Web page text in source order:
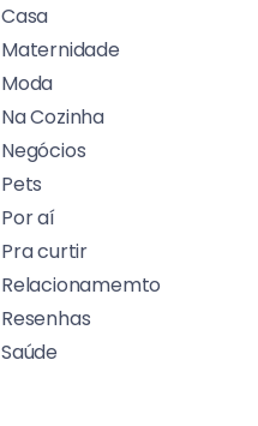
Casa
Maternidade
Moda
Na Cozinha
Negócios
Pets
Por aí
Pra curtir
Relacionamemto
Resenhas
Saúde